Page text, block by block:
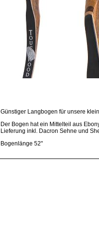
Günstiger Langbogen für unsere
Der Bogen hat ein Mittelteil aus
Lieferung inkl. Dacron Sehne und
Bogenlänge 52"